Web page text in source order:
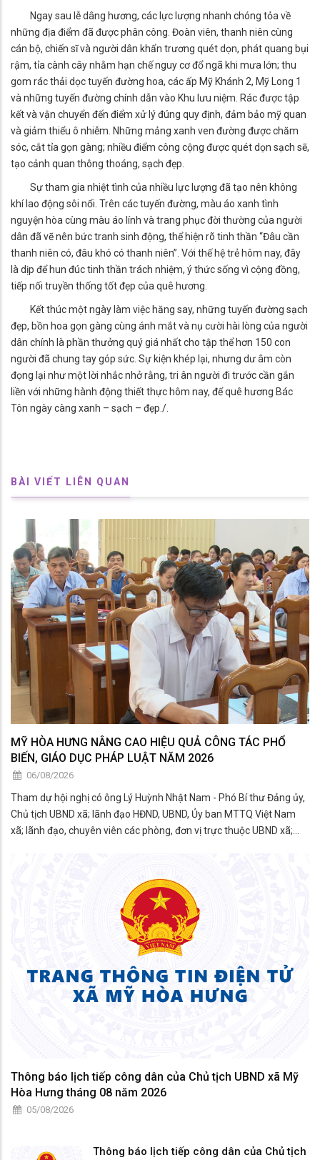
Ngay sau lễ dâng hương, các lực lượng nhanh chóng tỏa về
những địa điểm đã được phân công. Đoàn viên, thanh niên cùng
cán bộ, chiến sĩ và người dân khẩn trương quét dọn, phát quang bụi
rậm, tỉa cành cây nhằm hạn chế nguy cơ đổ ngã khi mưa lớn; thu
gom rác thải dọc tuyến đường hoa, các ấp Mỹ Khánh 2, Mỹ Long 1
và những tuyến đường chính dẫn vào Khu lưu niệm. Rác được tập
kết và vận chuyển đến điểm xử lý đúng quy định, đảm bảo mỹ quan
và giảm thiểu ô nhiễm. Những mảng xanh ven đường được chăm
sóc, cắt tỉa gọn gàng; nhiều điểm công cộng được quét dọn sạch sẽ,
tạo cảnh quan thông thoáng, sạch đẹp.
Sự tham gia nhiệt tình của nhiều lực lượng đã tạo nên không
khí lao động sôi nổi. Trên các tuyến đường, màu áo xanh tình
nguyện hòa cùng màu áo lính và trang phục đời thường của người
dân đã vẽ nên bức tranh sinh động, thể hiện rõ tinh thần “Đâu cần
thanh niên có, đâu khó có thanh niên”. Với thế hệ trẻ hôm nay, đây
là dịp để hun đúc tinh thần trách nhiệm, ý thức sống vì cộng đồng,
tiếp nối truyền thống tốt đẹp của quê hương.
Kết thúc một ngày làm việc hăng say, những tuyến đường sạch
đẹp, bồn hoa gọn gàng cùng ánh mắt và nụ cười hài lòng của người
dân chính là phần thưởng quý giá nhất cho tập thể hơn 150 con
người đã chung tay góp sức. Sự kiện khép lại, nhưng dư âm còn
đọng lại như một lời nhắc nhở rằng, tri ân người đi trước cần gắn
liền với những hành động thiết thực hôm nay, để quê hương Bác
Tôn ngày càng xanh – sạch – đẹp./.
BÀI VIẾT LIÊN QUAN
MỸ HÒA HƯNG NÂNG CAO HIỆU QUẢ CÔNG TÁC PHỔ
BIẾN, GIÁO DỤC PHÁP LUẬT NĂM 2026
06/08/2026
Tham dự hội nghị có ông Lý Huỳnh Nhật Nam - Phó Bí thư Đảng ủy,
Chủ tịch UBND xã; lãnh đạo HĐND, UBND, Ủy ban MTTQ Việt Nam
xã; lãnh đạo, chuyên viên các phòng, đơn vị trực thuộc UBND xã;
Thông báo lịch tiếp công dân của Chủ tịch UBND xã Mỹ
Hòa Hưng tháng 08 năm 2026
05/08/2026
Thông báo lịch tiếp công dân của Chủ tịch